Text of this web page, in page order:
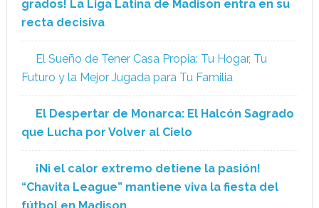
grados! La Liga Latina de Madison entra en su
recta decisiva
El Sueño de Tener Casa Propia: Tu Hogar, Tu
Futuro y la Mejor Jugada para Tu Familia
El Despertar de Monarca: El Halcón Sagrado
que Lucha por Volver al Cielo
¡Ni el calor extremo detiene la pasión!
“Chavita League” mantiene viva la fiesta del